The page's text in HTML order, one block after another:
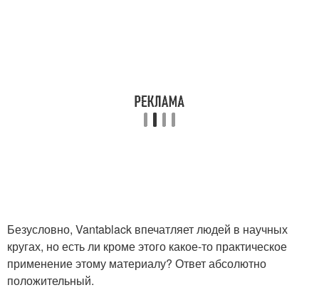
Безусловно, Vantablack впечатляет людей в научных
кругах, но есть ли кроме этого какое-то практическое
применение этому материалу? Ответ абсолютно
положительный.